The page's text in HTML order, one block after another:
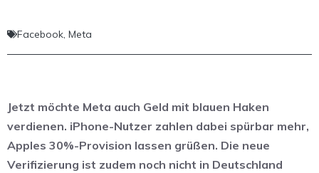
Facebook, Meta
Jetzt möchte Meta auch Geld mit blauen Haken
verdienen. iPhone-Nutzer zahlen dabei spürbar mehr,
Apples 30%-Provision lassen grüßen. Die neue
Verifizierung ist zudem noch nicht in Deutschland